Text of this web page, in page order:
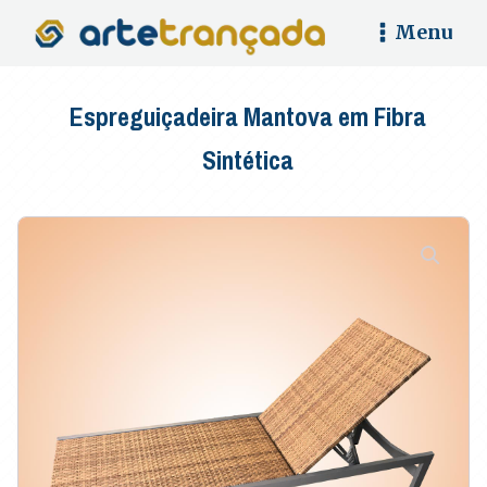
Menu
Espreguiçadeira Mantova em Fibra
Sintética